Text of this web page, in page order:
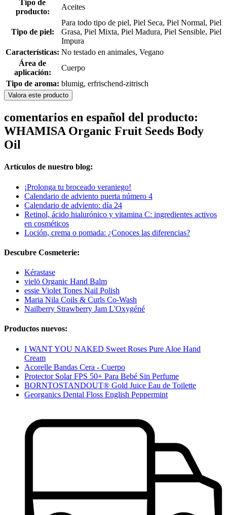
Tipo de
producto:
Aceites
Tipo de piel:
Para todo tipo de piel, Piel Seca, Piel Normal, Piel
Grasa, Piel Mixta, Piel Madura, Piel Sensible, Piel
Impura
Características: No testado en animales, Vegano
Área de
aplicación:
Cuerpo
Tipo de aroma: blumig, erfrischend-zitrisch
Valora este producto
comentarios en español del producto:
WHAMISA Organic Fruit Seeds Body
Oil
Artículos de nuestro blog:
¡Prolonga tu broceado veraniego!
Calendario de adviento puerta número 4
Calendario de adviento: día 24
Retinol, ácido hialurónico y vitamina C: ingredientes activos
en cosméticos
Loción, crema o pomada: ¿Conoces las diferencias?
Descubre Cosmeterie:
Kérastase
vielö Organic Hand Balm
essie Violet Tones Nail Polish
Maria Nila Coils & Curls Co-Wash
Nailberry Strawberry Jam L'Oxygéné
Productos nuevos:
I WANT YOU NAKED Sweet Roses Pure Aloe Hand
Cream
Acorelle Bandas Cera - Cuerpo
Protector Solar FPS 50+ Para Bebé Sin Perfume
BORNTOSTANDOUT® Gold Juice Eau de Toilette
Georganics Dental Floss English Peppermint